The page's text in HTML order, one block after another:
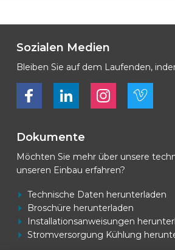
Sozialen Medien
Bleiben Sie auf dem Laufenden,
Bekijk ons op FacebookBekijk ons op LinkedInBekijk ons op LinkedInBekijk ons op Vimeo
Dokumente
Möchten Sie mehr über unsere
unseren Einbau erfahren?
Technische Daten herunterladen
Broschüre herunterladen
Installationsanweisungen
Stromversorgung Kühlung